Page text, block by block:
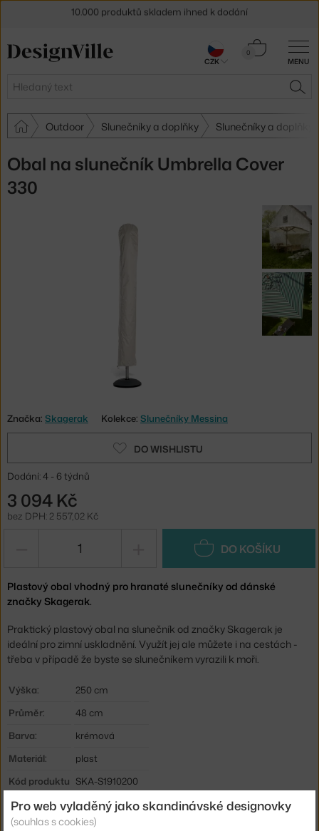
MENU
Hledat
0
Košík
Outdoor Slunečníky a doplňky Slunečníky a doplňky
Obal na slunečník Umbrella Cover
330
Značka: Skagerak Kolekce: Slunečníky Messina
DO WISHLISTU
Dodání: 4 - 6 týdnů
3 094 Kč
bez DPH: 2 557,02 Kč
DO KOŠÍKU
Plastový obal vhodný pro hranaté slunečníky od dánské
značky Skagerak.
Praktický plastový obal na slunečník od značky Skagerak je
ideální pro zimní uskladnění. Využít jej ale můžete i na cestách -
třeba v případě že byste se slunečníkem vyrazili k moři.
Výška:
250 cm
Průměr:
48 cm
Barva:
krémová
Materiál:
plast
Kód produktu SKA-S1910200
EAN
5706420049296
30 dní na vrácení zbožíCZK
Pro web vyladěný jako skandinávské designovky
(souhlas s cookies)